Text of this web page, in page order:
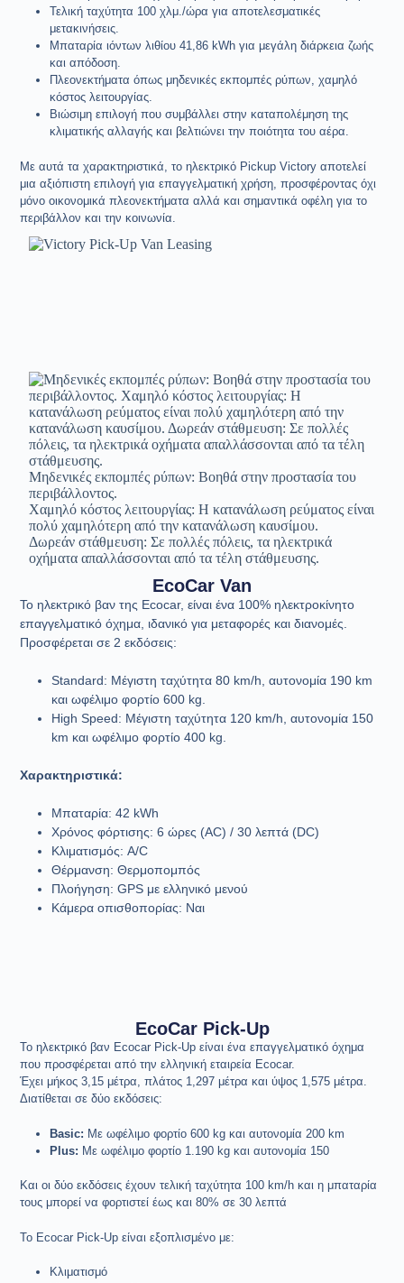
Τελική ταχύτητα 100 χλμ./ώρα για αποτελεσματικές
μετακινήσεις.
Μπαταρία ιόντων λιθίου 41,86 kWh για μεγάλη διάρκεια ζωής
και απόδοση.
Πλεονεκτήματα όπως μηδενικές εκπομπές ρύπων, χαμηλό
κόστος λειτουργίας.
Βιώσιμη επιλογή που συμβάλλει στην καταπολέμηση της
κλιματικής αλλαγής και βελτιώνει την ποιότητα του αέρα.
Με αυτά τα χαρακτηριστικά, το ηλεκτρικό Pickup Victory αποτελεί
μια αξιόπιστη επιλογή για επαγγελματική χρήση, προσφέροντας όχι
μόνο οικονομικά πλεονεκτήματα αλλά και σημαντικά οφέλη για το
περιβάλλον και την κοινωνία.
EcoCar Van
Το ηλεκτρικό βαν της Ecocar, είναι ένα 100% ηλεκτροκίνητο
επαγγελματικό όχημα, ιδανικό για μεταφορές και διανομές.
Προσφέρεται σε 2 εκδόσεις:
Standard: Μέγιστη ταχύτητα 80 km/h, αυτονομία 190 km
και ωφέλιμο φορτίο 600 kg.
High Speed: Μέγιστη ταχύτητα 120 km/h, αυτονομία 150
km και ωφέλιμο φορτίο 400 kg.
Χαρακτηριστικά:
Μπαταρία: 42 kWh
Χρόνος φόρτισης: 6 ώρες (AC) / 30 λεπτά (DC)
Κλιματισμός: A/C
Θέρμανση: Θερμοπομπός
Πλοήγηση: GPS με ελληνικό μενού
Κάμερα οπισθοπορίας: Ναι
Μηδενικές εκπομπές ρύπων: Βοηθά στην προστασία του
περιβάλλοντος.
Χαμηλό κόστος λειτουργίας: Η κατανάλωση ρεύματος είναι
πολύ χαμηλότερη από την κατανάλωση καυσίμου.
Δωρεάν στάθμευση: Σε πολλές πόλεις, τα ηλεκτρικά
οχήματα απαλλάσσονται από τα τέλη στάθμευσης.
EcoCar Pick-Up
Το ηλεκτρικό βαν Ecocar Pick-Up είναι ένα επαγγελματικό όχημα
που προσφέρεται από την ελληνική εταιρεία Ecocar.
Έχει μήκος 3,15 μέτρα, πλάτος 1,297 μέτρα και ύψος 1,575 μέτρα.
Διατίθεται σε δύο εκδόσεις:
Basic: Με ωφέλιμο φορτίο 600 kg και αυτονομία 200 km
Plus: Με ωφέλιμο φορτίο 1.190 kg και αυτονομία 150
Και οι δύο εκδόσεις έχουν τελική ταχύτητα 100 km/h και η μπαταρία
τους μπορεί να φορτιστεί έως και 80% σε 30 λεπτά
Το Ecocar Pick-Up είναι εξοπλισμένο με:
Κλιματισμό